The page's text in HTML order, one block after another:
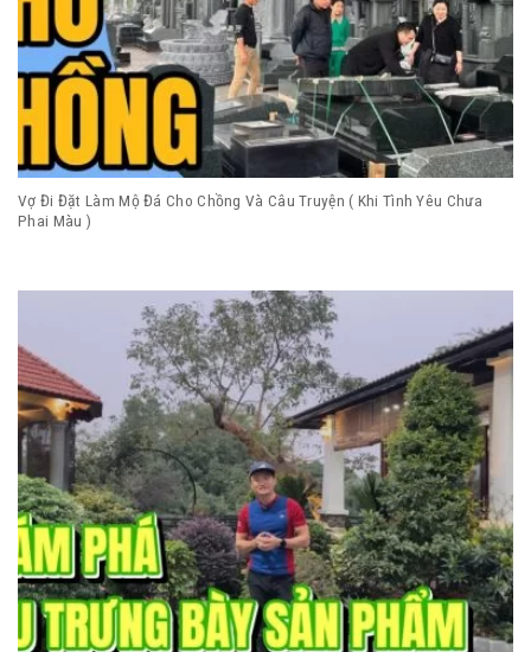
Vợ Đi Đặt Làm Mộ Đá Cho Chồng Và Câu Truyện ( Khi Tình Yêu Chưa
Phai Màu )